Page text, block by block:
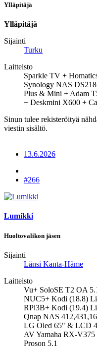
Ylläpitäjä
Ylläpitäjä
Sijainti
Turku
Laitteisto
Sparkle TV +
Synology NAS
Plus & Mini + Adam
+ Deskmini X600 +
Sinun tulee rekisteröityä
viestin sisältö.
13.6.2026
#266
Lumikki
Huoltovalikon jäsen
Sijainti
Länsi Kanta-Häme
Laitteisto
Vu+ SoloSE T2 OA
NUC5+ Kodi (18.8)
RPi3B+ Kodi (19.4)
Qnap NAS
LG Oled 65" & LCD
AV Yamaha RX-V375
Proson 5.1